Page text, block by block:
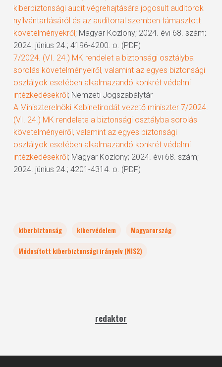
kiberbiztonsági audit végrehajtására jogosult auditorok
nyilvántartásáról és az auditorral szemben támasztott
követelményekről; Magyar Közlöny; 2024. évi 68. szám;
2024. június 24.; 4196-4200. o. (PDF)
7/2024. (VI. 24.) MK rendelet a biztonsági osztályba
sorolás követelményeiről, valamint az egyes biztonsági
osztályok esetében alkalmazandó konkrét védelmi
intézkedésekről; Nemzeti Jogszabálytár
A Miniszterelnöki Kabinetirodát vezető miniszter 7/2024.
(VI. 24.) MK rendelete a biztonsági osztályba sorolás
követelményeiről, valamint az egyes biztonsági
osztályok esetében alkalmazandó konkrét védelmi
intézkedésekről; Magyar Közlöny; 2024. évi 68. szám;
2024. június 24.; 4201-4314. o. (PDF)
kiberbiztonság kibervédelem
Magyarország
Módosított kiberbiztonsági irányelv (NIS2)
redaktor